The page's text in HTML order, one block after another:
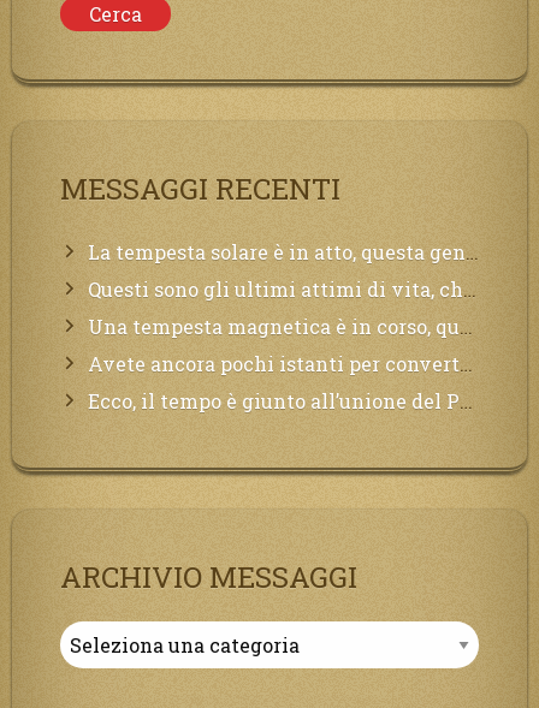
MESSAGGI RECENTI
La tempesta solare è in atto, questa generazione soffrirà molto, la Terra arderà, l’acqua sarà contaminata, il cibo non sarà più nelle vostre mense.
Questi sono gli ultimi attimi di vita, chi si vuole salvare Mi chiami in suo aiuto.
Una tempesta magnetica è in corso, questa generazione patirà. Il black out non tarderà ad arrivare e tutta la Terra sarà oscurata.
Avete ancora pochi istanti per convertirvi, non perdete tempo, la sciagura arriverà all’improvviso e per chi non si sarà preparato saranno dolori.
Ecco, il tempo è giunto all’unione del Padre con il figlio, non avete che da attendere pochissimo.
ARCHIVIO MESSAGGI
Archivio
Messaggi